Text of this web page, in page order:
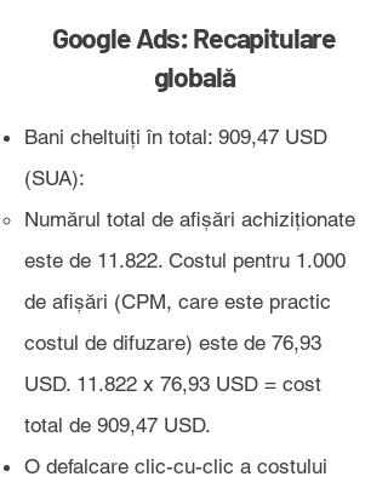
Google Ads: Recapitulare
globală
Bani cheltuiți în total: 909,47 USD
(SUA):
Numărul total de afișări achiziționate
este de 11.822. Costul pentru 1.000
de afișări (CPM, care este practic
costul de difuzare) este de 76,93
USD. 11.822 x 76,93 USD = cost
total de 909,47 USD.
O defalcare clic-cu-clic a costului